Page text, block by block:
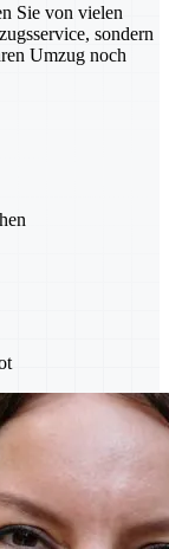
Sie von vielen
sondern
Umzug noch